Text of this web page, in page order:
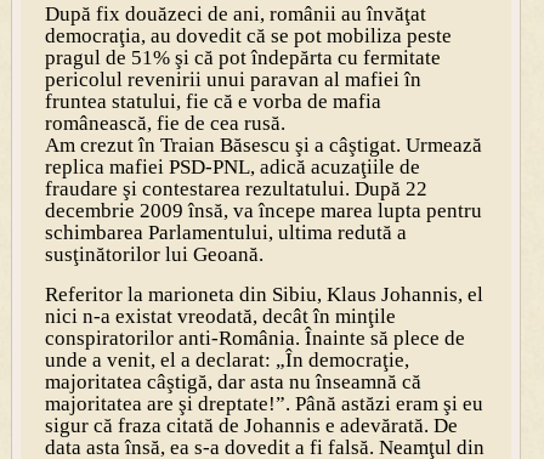
După fix douăzeci de ani, românii au învăţat
democraţia, au dovedit că se pot mobiliza peste
pragul de 51% şi că pot îndepărta cu fermitate
pericolul revenirii unui paravan al mafiei în
fruntea statului, fie că e vorba de mafia
românească, fie de cea rusă.
Am crezut în Traian Băsescu şi a câştigat. Urmează
replica mafiei PSD-PNL, adică acuzaţiile de
fraudare şi contestarea rezultatului. După 22
decembrie 2009 însă, va începe marea lupta pentru
schimbarea Parlamentului, ultima redută a
susţinătorilor lui Geoană.
Referitor la marioneta din Sibiu, Klaus Johannis, el
nici n-a existat vreodată, decât în minţile
conspiratorilor anti-România. Înainte să plece de
unde a venit, el a declarat: „În democraţie,
majoritatea câştigă, dar asta nu înseamnă că
majoritatea are şi dreptate!”. Până astăzi eram şi eu
sigur că fraza citată de Johannis e adevărată. De
data asta însă, ea s-a dovedit a fi falsă. Neamţul din